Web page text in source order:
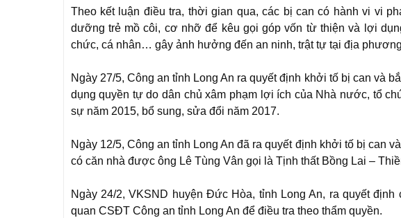
Theo kết luận điều tra, thời gian qua, các bị can có hành vi vi
dưỡng trẻ mồ côi, cơ nhỡ để kêu gọi góp vốn từ thiện và lợi
chức, cá nhân… gây ảnh hưởng đến an ninh, trật tự tại địa
Ngày 27/5, Công an tỉnh Long An ra quyết định khởi tố bị can và
dụng quyền tự do dân chủ xâm phạm lợi ích của Nhà nước, tổ
sự năm 2015, bổ sung, sửa đổi năm 2017.
Ngày 12/5, Công an tỉnh Long An đã ra quyết định khởi tố bị can
có căn nhà được ông Lê Tùng Vân gọi là Tịnh thất Bồng Lai –
Ngày 24/2, VKSND huyện Đức Hòa, tỉnh Long An, ra quyết
quan CSĐT Công an tỉnh Long An để điều tra theo thẩm quyền.